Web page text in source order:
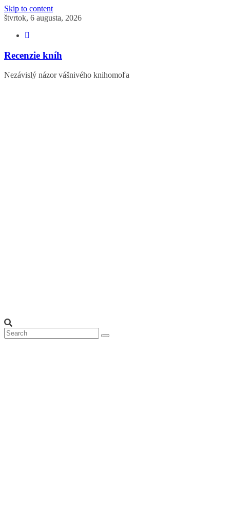
Skip to content
štvrtok, 6 augusta, 2026
Recenzie kníh
Nezávislý názor vášnivého knihomoľa